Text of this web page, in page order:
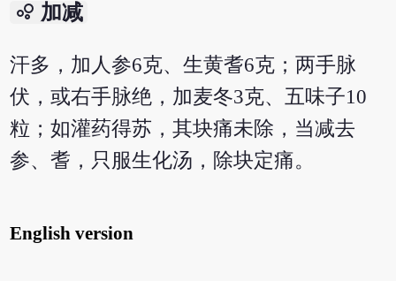
bubble_chart 加减
汗多，加人参6克、生黄耆6克；两手脉
伏，或右手脉绝，加麦冬3克、五味子10
粒；如灌药得苏，其块痛未除，当减去
参、耆，只服生化汤，除块定痛。
English version